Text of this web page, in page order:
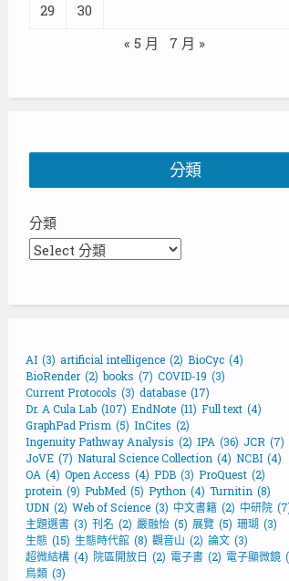
29
30
« 5 月
7 月 »
分類
分類
AI (3) artificial intelligence (2) BioCyc (4)
BioRender (2) books (7) COVID-19 (3)
Current Protocols (3) database (17)
Dr. A Cula Lab (107) EndNote (11) Full text (4)
GraphPad Prism (5) InCites (2)
Ingenuity Pathway Analysis (2) IPA (36) JCR (7)
JoVE (7) Natural Science Collection (4) NCBI (4)
OA (4) Open Access (4) PDB (3) ProQuest (2)
protein (9) PubMed (5) Python (4) Turnitin (8)
UDN (2) Web of Science (3) 中文書籍 (2) 中研院
主題選書 (3) 刊名 (2) 嚴融怡 (5) 展覽 (5) 珊瑚 (3)
生態 (15) 生態時代館 (8) 觀音山 (2) 論文 (3)
超微結構 (4) 院區開放日 (2) 電子書 (2) 電子顯微鏡
鳥類 (3)